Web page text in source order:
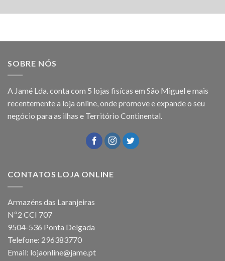
SOBRE NÓS
A Jamé Lda. conta com 5 lojas fisícas em São Miguel e mais
recentemente a loja online, onde promove e expande o seu
negócio para as ilhas e Território Continental.
CONTATOS LOJA ONLINE
Armazéns das Laranjeiras
Nº2 CCI 707
9504-536 Ponta Delgada
Telefone: 296383770
Email: lojaonline@jame.pt